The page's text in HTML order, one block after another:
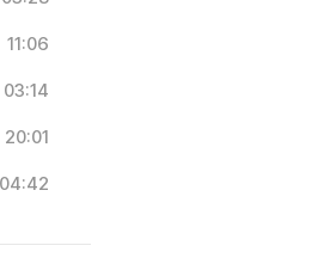
11:06
03:14
20:01
04:42